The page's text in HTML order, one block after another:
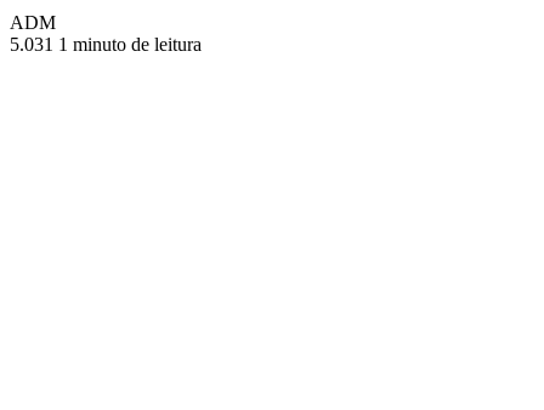
ADM
5.031 1 minuto de leitura